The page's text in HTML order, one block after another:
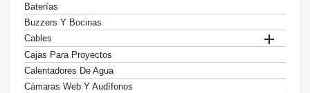
Baterías
Buzzers Y Bocinas
Cables

Cajas Para Proyectos
Calentadores De Agua
Cámaras Web Y Audífonos